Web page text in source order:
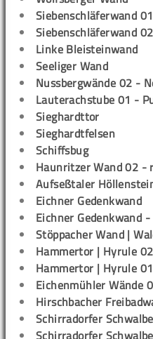
Siebenschläferwand
Siebenschläferwand
Linke Bleisteinwand
Seeliger Wand
Nussbergwände 02 -
Lauterachstube 01 -
Sieghardttor
Sieghardtfelsen
Schiffsbug
Haunritzer Wand 02 -
Aufseßtaler
Eichner Gedenkwand
Eichner Gedenkwand
Stöppacher Wand |
Hammertor | Hyrule
Hammertor | Hyrule
Eichenmühler Wände
Hirschbacher
Schirradorfer
Schirradorfer